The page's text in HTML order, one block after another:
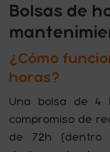
Bolsas de
¿Cómo
horas?
Una bolsa de 4
compromiso de
de 72h (dentro